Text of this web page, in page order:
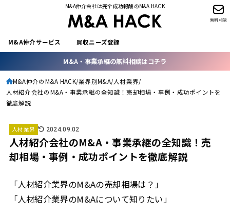
M&A仲介会社は完全成功報酬のM&A HACK
M&A仲介サービス 買収ニーズ登録
無料相談
M&A・事業承継の無料相談はコチラ
M&A仲介のM&A HACK 業界別M&A 人材業界
人材紹介会社のM&A・事業承継の全知識！売却相場・事例・成功ポイントを
徹底解説
人材業界 2024.09.02
人材紹介会社のM&A・事業承継の全知識！売
却相場・事例・成功ポイントを徹底解説
「人材紹介業界のM&Aの売却相場は？」
「人材紹介業界のM&Aについて知りたい」